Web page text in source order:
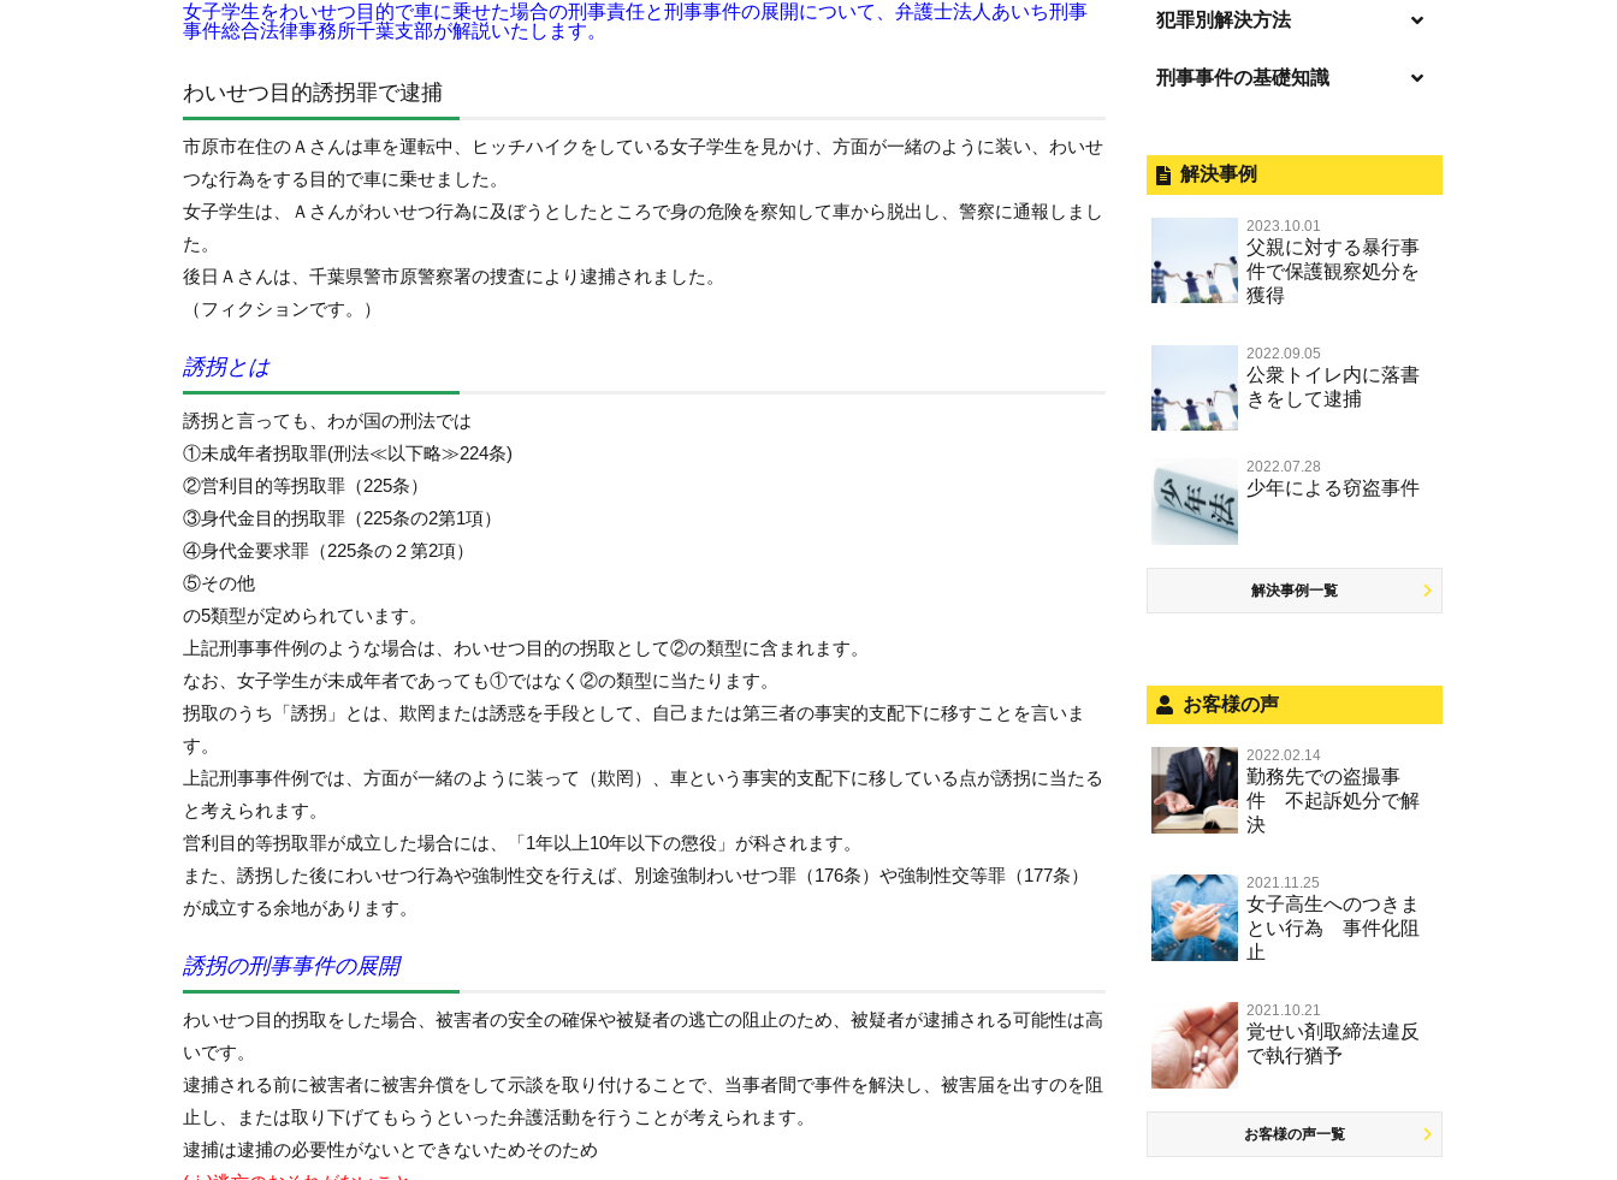
女子学生をわいせつ目的で車に乗せた場合の刑事責任と刑事事件の展開について、弁護士法人あいち刑事
事件総合法律事務所千葉支部が解説いたします。
わいせつ目的誘拐罪で逮捕
市原市在住のＡさんは車を運転中、ヒッチハイクをしている女子学生を見かけ、方面が一緒のように装い、わいせ
つな行為をする目的で車に乗せました。
女子学生は、Ａさんがわいせつ行為に及ぼうとしたところで身の危険を察知して車から脱出し、警察に通報しまし
た。
後日Ａさんは、千葉県警市原警察署の捜査により逮捕されました。
（フィクションです。）
誘拐とは
誘拐と言っても、わが国の刑法では
①未成年者拐取罪(刑法≪以下略≫224条)
②営利目的等拐取罪（225条）
③身代金目的拐取罪（225条の2第1項）
④身代金要求罪（225条の２第2項）
⑤その他
の5類型が定められています。
上記刑事事件例のような場合は、わいせつ目的の拐取として②の類型に含まれます。
なお、女子学生が未成年者であっても①ではなく②の類型に当たります。
拐取のうち「誘拐」とは、欺罔または誘惑を手段として、自己または第三者の事実的支配下に移すことを言いま
す。
上記刑事事件例では、方面が一緒のように装って（欺罔）、車という事実的支配下に移している点が誘拐に当たる
と考えられます。
営利目的等拐取罪が成立した場合には、「1年以上10年以下の懲役」が科されます。
また、誘拐した後にわいせつ行為や強制性交を行えば、別途強制わいせつ罪（176条）や強制性交等罪（177条）
が成立する余地があります。
誘拐の刑事事件の展開
わいせつ目的拐取をした場合、被害者の安全の確保や被疑者の逃亡の阻止のため、被疑者が逮捕される可能性は高
いです。
逮捕される前に被害者に被害弁償をして示談を取り付けることで、当事者間で事件を解決し、被害届を出すのを阻
止し、または取り下げてもらうといった弁護活動を行うことが考えられます。
逮捕は逮捕の必要性がないとできないためそのため
逮捕の不安や悩み
無実・無罪を証明してほしい
示談で解決してほしい
執行猶予にしてほしい
事件のことを秘密にしたい
被害届・告訴・告発されたら
自首・出頭したい
犯罪別解決方法
事件別－暴力事件
過失致死・過失傷害
器物損壊
脅迫・強要
業務妨害罪
公務執行妨害罪
殺人
暴行・傷害
略取・誘拐・人身売買
性犯罪 TOP
淫行・援助交際（児童買春、淫行
条例、児童福祉法違反）
不同意性交等罪（旧 強制性交等
交等罪
不同意わいせつ（旧 強制わいせ
つ，準強制わいせつ）
公然わいせつ罪，わいせつ物頒布
等罪，淫行勧誘罪
児童ポルノ リベンジポルノ
事件別－財産犯
財産犯 TOP
横領 背任
電子計算機使用詐欺等）
強盗罪
知的財産と刑事事件
恐喝
事件別－薬物事件
薬物事件 TOP
覚せい剤
危険ドラッグ
大麻
麻薬及び向精神薬
事件別－交通違反・交通事故
交通違反・交通事故 TOP
交通事故 交通違反と刑事事件
人身事故・死亡事故
無免許運転
その他 TOP
児童虐待・保護責任者遺棄
住居侵入等
銃刀法違反
不正競争防止法
風営法・風適法違反
文書偽造・偽造文書行使
放火・失火
名誉棄損罪・侮辱
刑事事件の基礎知識
刑事裁判の概要・手続
公務員の逮捕・刑事事件
控訴・上告
国選弁護士と私選弁護士の違い
裁判員裁判
司法取引・刑事免責
少年事件の手続と特色
少年事件の処分
被害者対応
被害届・告訴・告発の不安や悩み
員逮捕，予防法務等）
解決事例
2023.10.01
父親に対する暴行事
件で保護観察処分を
獲得
2022.09.05
公衆トイレ内に落書
きをして逮捕
2022.07.28
少年による窃盗事件
解決事例一覧
お客様の声
2022.02.14
勤務先での盗撮事
件 不起訴処分で解
決
2021.11.25
女子高生へのつきま
とい行為 事件化阻
止
2021.10.21
覚せい剤取締法違反
で執行猶予
お客様の声一覧